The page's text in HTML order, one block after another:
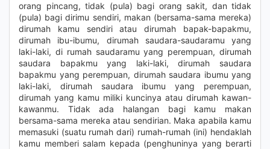
orang pincang, tidak (pula) bagi orang sakit, dan tidak
(pula) bagi dirimu sendiri, makan (bersama-sama mereka)
dirumah kamu sendiri atau dirumah bapak-bapakmu,
dirumah ibu-ibumu, dirumah saudara-saudaramu yang
laki-laki, di rumah saudaramu yang perempuan, dirumah
saudara bapakmu yang laki-laki, dirumah saudara
bapakmu yang perempuan, dirumah saudara ibumu yang
laki-laki, dirumah saudara ibumu yang perempuan,
dirumah yang kamu miliki kuncinya atau dirumah kawan-
kawanmu. Tidak ada halangan bagi kamu makan
bersama-sama mereka atau sendirian. Maka apabila kamu
memasuki (suatu rumah dari) rumah-rumah (ini) hendaklah
kamu memberi salam kepada (penghuninya yang berarti